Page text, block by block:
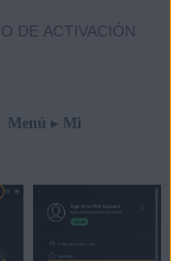
DE ACTIVACIÓN
Menú ▸ Mi